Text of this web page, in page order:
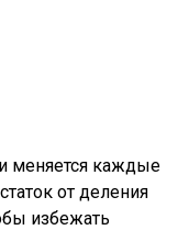
меняется каждые
от деления
избежать